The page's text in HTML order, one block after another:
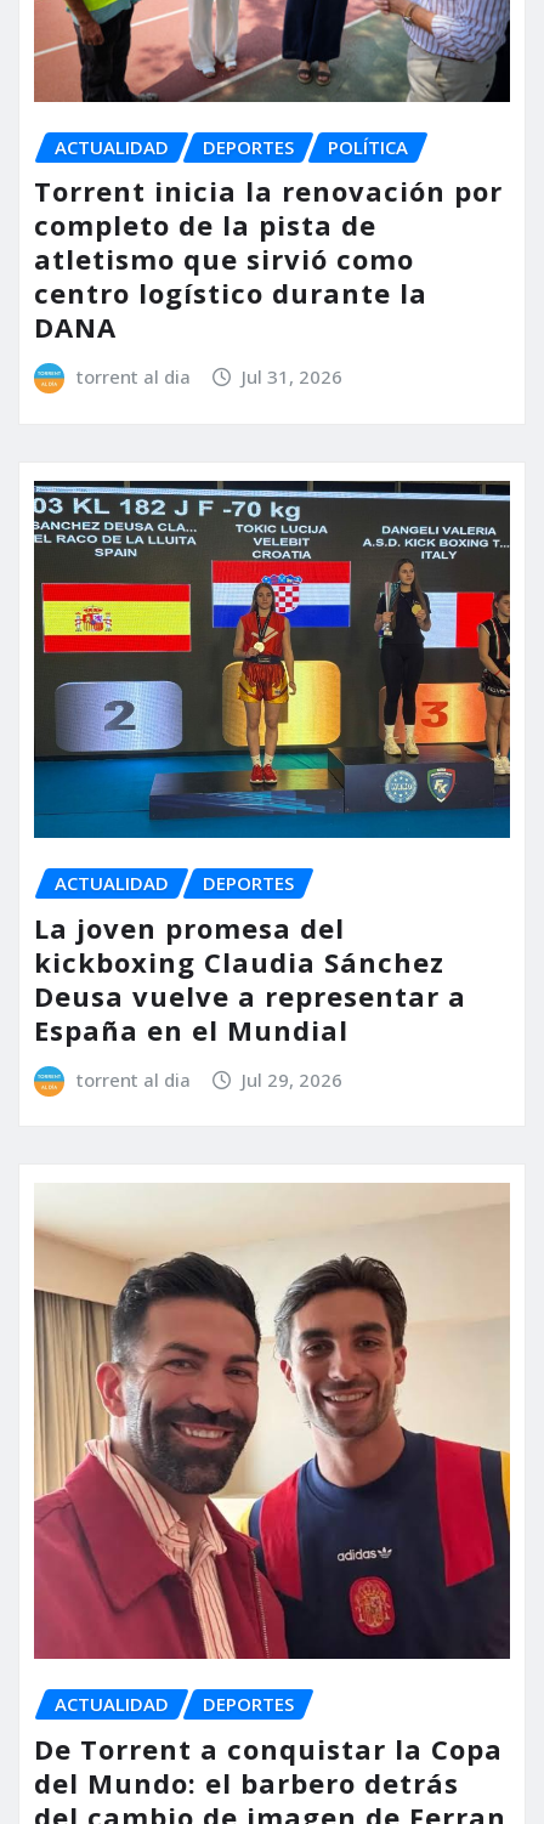
ACTUALIDAD DEPORTES POLÍTICA
Torrent inicia la renovación por
completo de la pista de
atletismo que sirvió como
centro logístico durante la
DANA
torrent al dia Jul 31, 2026
ACTUALIDAD DEPORTES
La joven promesa del
kickboxing Claudia Sánchez
Deusa vuelve a representar a
España en el Mundial
torrent al dia Jul 29, 2026
ACTUALIDAD DEPORTES
De Torrent a conquistar la Copa
del Mundo: el barbero detrás
del cambio de imagen de Ferran